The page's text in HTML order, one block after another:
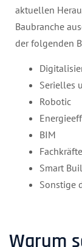
aktuellen
Baubranche
der folgenden
Serielles
Robotic
BIM
Smart
Sonstige
Warum